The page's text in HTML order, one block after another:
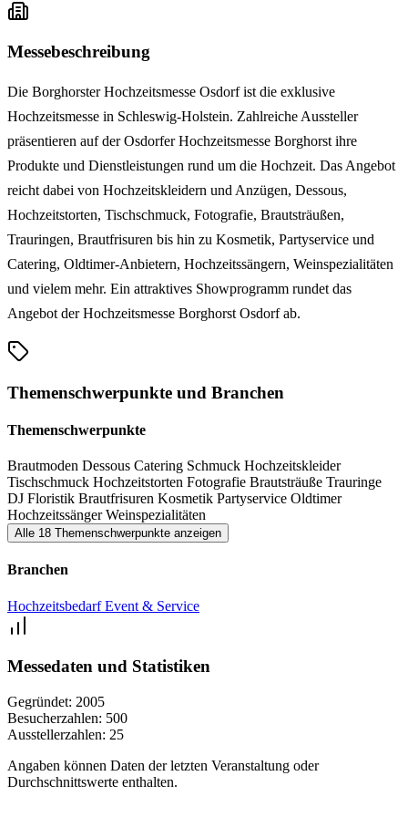
Messebeschreibung
Die Borghorster Hochzeitsmesse Osdorf ist die exklusive
Hochzeitsmesse in Schleswig-Holstein. Zahlreiche Aussteller
präsentieren auf der Osdorfer Hochzeitsmesse Borghorst ihre
Produkte und Dienstleistungen rund um die Hochzeit. Das Angebot
reicht dabei von Hochzeitskleidern und Anzügen, Dessous,
Hochzeitstorten, Tischschmuck, Fotografie, Brautsträußen,
Trauringen, Brautfrisuren bis hin zu Kosmetik, Partyservice und
Catering, Oldtimer-Anbietern, Hochzeitssängern, Weinspezialitäten
und vielem mehr. Ein attraktives Showprogramm rundet das
Angebot der Hochzeitsmesse Borghorst Osdorf ab.
Themenschwerpunkte und Branchen
Themenschwerpunkte
Brautmoden Dessous Catering Schmuck Hochzeitskleider
Tischschmuck Hochzeitstorten Fotografie Brautsträuße Trauringe
DJ Floristik Brautfrisuren Kosmetik Partyservice Oldtimer
HochzeitssängerWeinspezialitäten
Alle 18 Themenschwerpunkte anzeigen
Branchen
HochzeitsbedarfEvent & Service
Messedaten und Statistiken
Gegründet: 2005
Besucherzahlen: 500
Ausstellerzahlen: 25
Angaben können Daten der letzten Veranstaltung oder
Durchschnittswerte enthalten.